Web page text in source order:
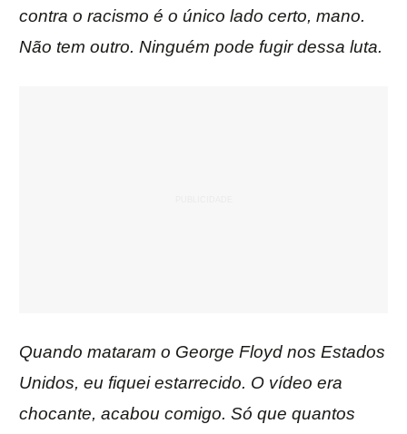
contra o racismo é o único lado certo, mano.
Não tem outro. Ninguém pode fugir dessa luta.
Quando mataram o George Floyd nos Estados
Unidos, eu fiquei estarrecido. O vídeo era
chocante, acabou comigo. Só que quantos